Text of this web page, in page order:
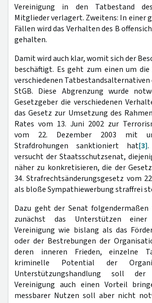
Vereinigung in den Tatbestand
Mitglieder verlagert. Zweitens: In einer
Fällen wird das Verhalten des B
gehalten.
Damit wird auch klar, womit sich der
beschäftigt. Es geht zum einen um
verschiedenen Tatbestandsalternativen
StGB. Diese Abgrenzung wurde
Gesetzgeber die verschiedenen
das Gesetz zur Umsetzung des
Rates vom 13. Juni 2002 zur
vom 22. Dezember 2003 mit
Strafdrohungen sanktioniert hat[3].
versucht der Staatsschutzsenat,
näher zu konkretisieren, die der
34. Strafrechtsänderungsgesetz vom
als bloße Sympathiewerbung straffrei
Dazu geht der Senat
zunächst das Unterstützen einer
Vereinigung wie bislang als das
oder der Bestrebungen der
deren inneren Frieden, einzelne
kriminelle Potential der
Unterstützungshandlung soll der
Vereinigung auch einen Vorteil
messbarer Nutzen soll aber nicht